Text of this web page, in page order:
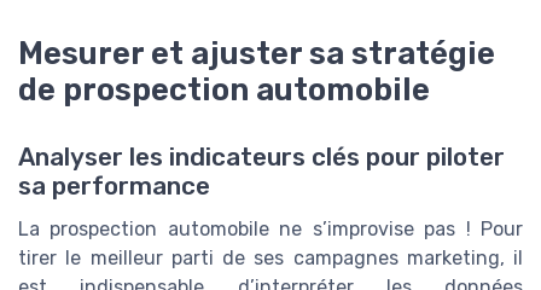
Mesurer et ajuster sa stratégie
de prospection automobile
Analyser les indicateurs clés pour piloter
sa performance
La prospection automobile ne s’improvise pas ! Pour
tirer le meilleur parti de ses campagnes marketing, il